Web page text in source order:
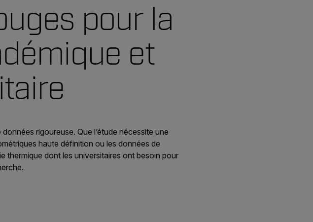
pour la
et
rigoureuse. Que l’étude nécessite une
haute définition ou les données de
thermique dont les universitaires ont besoin pour